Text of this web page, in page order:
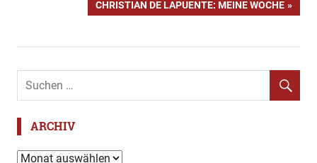
Masken
Tagesschau
Vorbeugung
NÄCHSTER
CHRISTIAN DE LAPUENTE: MEINE WOCHE
ARCHIV
Archiv